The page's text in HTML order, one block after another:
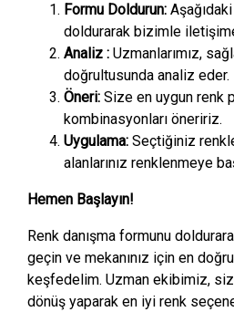
Formu Doldurun:
doldurarak bizimle
Analiz : Uzmanlarımız,
doğrultusunda analiz eder.
Öneri: Size en uygun renk
kombinasyonları öneririz.
Uygulama: Seçtiğiniz
alanlarınız renklenmeye
Hemen Başlayın!
Renk danışma formunu
geçin ve mekanınız için en
keşfedelim. Uzman ekibimiz,
dönüş yaparak en iyi renk